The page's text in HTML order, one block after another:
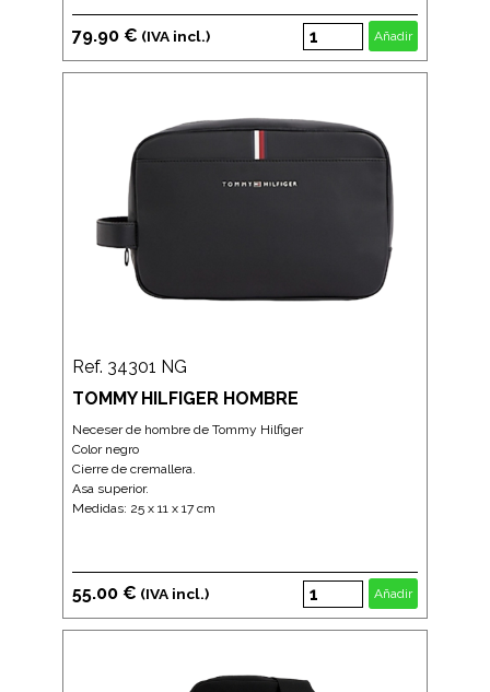
79.90 € (IVA incl.) Añadir
Ref. 34301 NG
TOMMY HILFIGER HOMBRE
Neceser de hombre de Tommy Hilfiger
Color negro
Cierre de cremallera.
Asa superior.
Medidas: 25 x 11 x 17 cm
55.00 € (IVA incl.) Añadir